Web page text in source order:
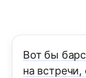
Вот бы
на